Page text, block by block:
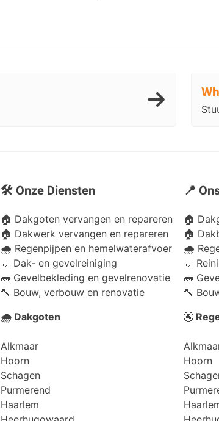
🛠️ Onze Diensten
🏠 Dakgoten vervangen en repareren
🏠 Dakwerk vervangen en repareren
🌧️ Regenpijpen en hemelwaterafvoer
🧼 Dak- en gevelreiniging
🧱 Gevelbekleding en gevelrenovatie
🔨 Bouw, verbouw en renovatie
🌧️ Dakgoten
Alkmaar
Hoorn
Schagen
Purmerend
Haarlem
📍
🏠
🏠
🌧️
🧼
🧱
🔨
🚰
Hoorn